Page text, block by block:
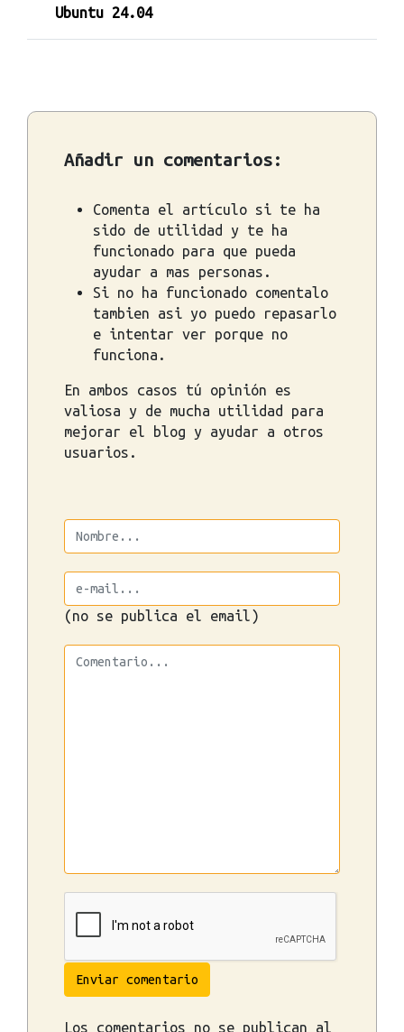
Ubuntu 24.04
Añadir un comentarios:
Comenta el artículo si te ha
sido de utilidad y te ha
funcionado para que pueda
ayudar a mas personas.
Si no ha funcionado comentalo
tambien asi yo puedo repasarlo
e intentar ver porque no
funciona.
En ambos casos tú opinión es
valiosa y de mucha utilidad para
mejorar el blog y ayudar a otros
usuarios.
(no se publica el email)
Enviar comentario
Los comentarios no se publican al